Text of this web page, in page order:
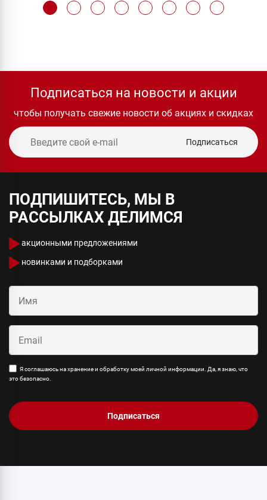
Подписаться на новости и акции
чтобы получать свежие новости об акциях и скидках
Подписаться
ПОДПИШИТЕСЬ, МЫ В
РАССЫЛКАХ ДЕЛИМСЯ
акционными предложениями
новинками и подборками
Я соглашаюсь на хранение и обработку моей личной информации. Да, я знаю, что
это безопасно.
Подписаться